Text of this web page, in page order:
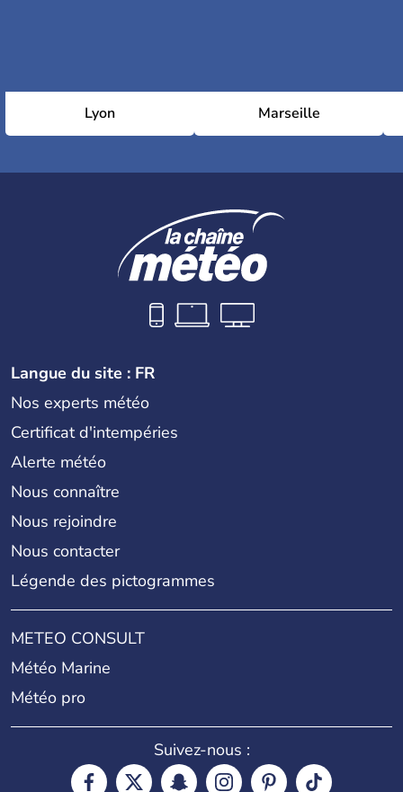
Lyon Marseille
Langue du site : FR
Nos experts météo
Certificat d'intempéries
Alerte météo
Nous connaître
Nous rejoindre
Nous contacter
Légende des pictogrammes
METEO CONSULT
Météo Marine
Météo pro
Suivez-nous :